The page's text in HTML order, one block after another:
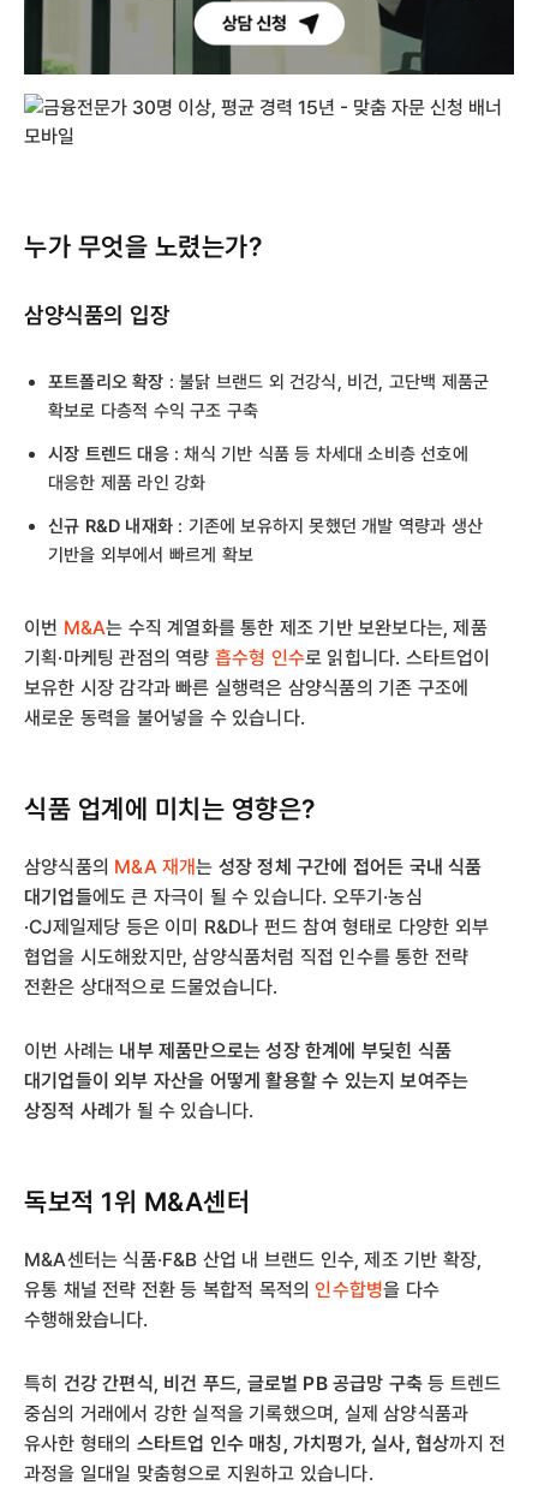
누가 무엇을 노렸는가?
삼양식품의 입장
포트폴리오 확장 : 불닭 브랜드 외 건강식, 비건, 고단백 제품군
확보로 다층적 수익 구조 구축
시장 트렌드 대응: 채식 기반 식품 등 차세대 소비층 선호에
대응한 제품 라인 강화
신규 R&D 내재화 : 기존에 보유하지 못했던 개발 역량과 생산
기반을 외부에서 빠르게 확보
이번 M&A는 수직 계열화를 통한 제조 기반 보완보다는, 제품
기획·마케팅 관점의 역량 흡수형 인수로 읽힙니다. 스타트업이
보유한 시장 감각과 빠른 실행력은 삼양식품의 기존 구조에
새로운 동력을 불어넣을 수 있습니다.
식품 업계에 미치는 영향은?
삼양식품의 M&A 재개는 성장 정체 구간에 접어든 국내 식품
대기업들에도 큰 자극이 될 수 있습니다. 오뚜기·농심
·CJ제일제당 등은 이미 R&D나 펀드 참여 형태로 다양한 외부
협업을 시도해왔지만, 삼양식품처럼 직접 인수를 통한 전략
전환은 상대적으로 드물었습니다.
이번 사례는 내부 제품만으로는 성장 한계에 부딪힌 식품
대기업들이 외부 자산을 어떻게 활용할 수 있는지 보여주는
상징적 사례가 될 수 있습니다.
독보적 1위 M&A센터
M&A센터는 식품·F&B 산업 내 브랜드 인수, 제조 기반 확장,
유통 채널 전략 전환 등 복합적 목적의인수합병을 다수
수행해왔습니다.
특히 건강 간편식, 비건 푸드, 글로벌 PB 공급망 구축 등 트렌드
중심의 거래에서 강한 실적을 기록했으며, 실제 삼양식품과
유사한 형태의 스타트업 인수 매칭, 가치평가, 실사, 협상까지 전
과정을 일대일 맞춤형으로 지원하고 있습니다.